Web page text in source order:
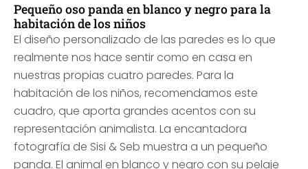
Pequeño oso panda en blanco y negro para la
habitación de los niños
El diseño personalizado de las paredes es lo que
realmente nos hace sentir como en casa en
nuestras propias cuatro paredes. Para la
habitación de los niños, recomendamos este
cuadro, que aporta grandes acentos con su
representación animalista. La encantadora
fotografía de Sisi & Seb muestra a un pequeño
panda. El animal en blanco y negro con su pelaje